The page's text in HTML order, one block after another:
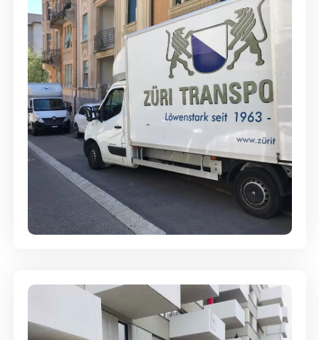
Full-Service - Für Privatumzüge